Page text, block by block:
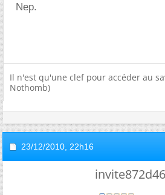
Nep.
Il n'est qu'une clef pour accéder au
Nothomb)
23/12/2010, 22h16